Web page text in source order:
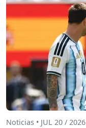
Noticias • JUL 20 / 2026